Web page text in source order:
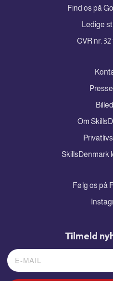
Find os på
Ledige
CVR nr. 32
Om
SkillsDenmark
Følg os på
Tilmeld